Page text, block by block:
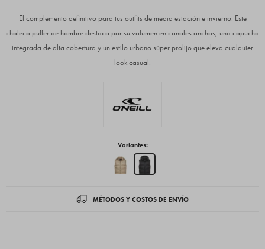
El complemento definitivo para tus outfits de media estación e invierno. Este
chaleco puffer de hombre destaca por su volumen en canales anchos, una capucha
integrada de alta cobertura y un estilo urbano súper prolijo que eleva cualquier
look casual.
Variantes:
MÉTODOS Y COSTOS DE ENVÍO